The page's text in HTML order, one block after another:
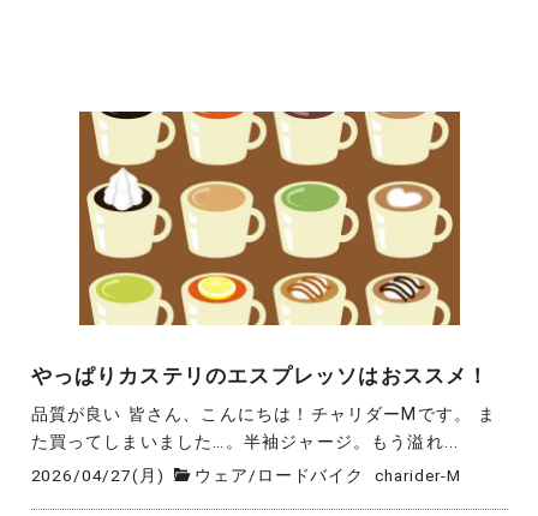
やっぱりカステリのエスプレッソはおススメ！
品質が良い 皆さん、こんにちは！チャリダーMです。 ま
た買ってしまいました…。半袖ジャージ。もう溢れ...
2026/04/27(月) ウェア/ ロードバイク charider-M